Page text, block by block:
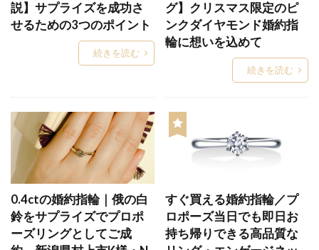
ダイヤモンドカッターズブランド
ダイヤモンドカラット
ダイヤモンドが綺麗なブランド
ダイヤモンドジュエリー
ダイヤモンドセッティング
ダイヤモンドソーヤブル
ダイヤモンドなし
ダイヤモンドネックレス
ダイヤモンドの数
ダイヤモンドの科学
ダイヤモンドランク
ダイヤモンドリメイク
ダイヤモンドリング
ダイヤモンドルース
説】サプライズを成功さ
せるための3つのポイント
続きを読む
グ】クリスマス限定のピ
ンクダイヤモンド婚約指
輪に想いを込めて
続きを読む
0.4ctの婚約指輪｜俄の白
鈴をサプライズでプロポ
ーズリングとしてご成
すぐ買える婚約指輪／プ
ロポーズ当日でも即日お
持ち帰りできる高品質な